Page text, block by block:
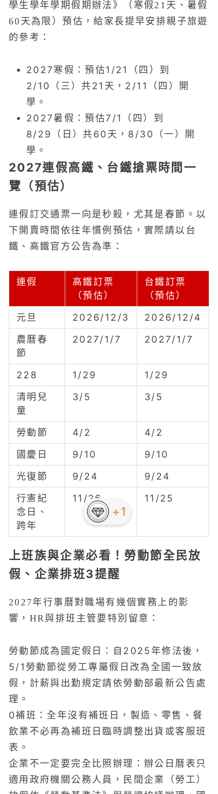
學生學年學期假期辦法》（寒假21天、暑假
60天為限）預估，給家長提早安排親子旅遊
的參考：
2027寒假：預估1/21（四）到
2/10（三）共21天，2/11（四）開
學。
2027暑假：預估7/1（四）到
8/29（日）共60天，8/30（一）開
學。
2027連假高鐵、台鐵搶票時間一
覽（預估）
連假訂交通票一向是秒殺，尤其是春節。以
下開賣時間依往年慣例預估，實際請以台
鐵、高鐵官方公告為準：
連假
高鐵訂票
（預估）
台鐵訂票
（預估）
元旦
2026/12/3
2026/12/4
農曆春
節
2027/1/7 2027/1/7
228 1/29
1/29
清明兒
童
3/5 3/5
勞動節 4/2
4/2
國慶日
9/10
9/10
光復節
9/24
9/24
行憲紀
念日、
跨年
11/26 11/25
上班族與企業必看！勞動節全民放
假、企業排班3提醒
2027年行事曆對職場有幾個實務上的影
響，HR與排班主管要特別留意：
勞動節成為國定假日：自2025年修法後，
5/1勞動節從勞工專屬假日改為全國一致放
假，計薪與出勤規定請依勞動部最新公告處
理。
0補班：全年沒有補班日，製造、零售、餐
飲業不必再為補班日臨時調整出貨或客服班
表。
企業不一定要完全比照辦理：辦公日曆表只
適用政府機關公務人員，民間企業（勞工）